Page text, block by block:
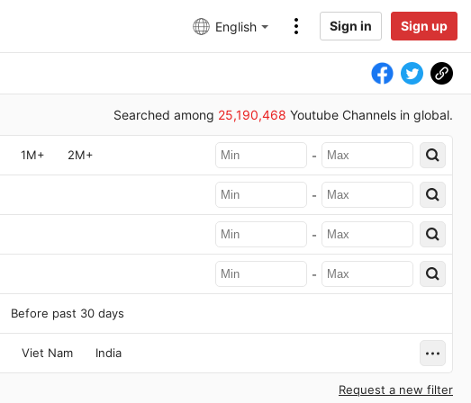
English Sign in Sign up
Searched among 25,190,468 Youtube Channels in global.
1M+ 2M+ -
-
-
-
Before past 30 days
Viet Nam India
Request a new filter